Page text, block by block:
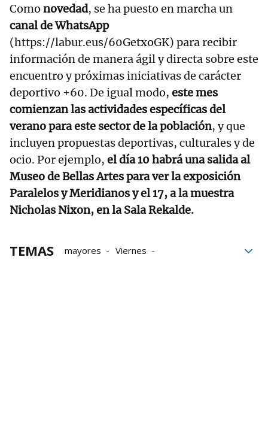
Como novedad, se ha puesto en marcha un
canal de WhatsApp
(https://labur.eus/60GetxoGK) para recibir
información de manera ágil y directa sobre este
encuentro y próximas iniciativas de carácter
deportivo +60. De igual modo, este mes
comienzan las actividades específicas del
verano para este sector de la población, y que
incluyen propuestas deportivas, culturales y de
ocio. Por ejemplo, el día 10 habrá una salida al
Museo de Bellas Artes para ver la exposición
Paralelos y Meridianos y el 17, a la muestra
Nicholas Nixon, en la Sala Rekalde.
TEMAS mayores
Viernes